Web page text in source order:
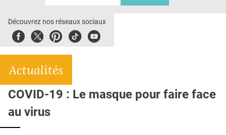
E-REVUE SAD
L'APP
QUI SOMMES-NOUS ?
PUBLICITÉ
CONDITIONS GÉNÉRALES
Découvrez nos réseaux sociaux
FacebookTwitterPinterest
TiktokYoubute
Actualités
COVID-19 : Le masque pour faire face
au virus